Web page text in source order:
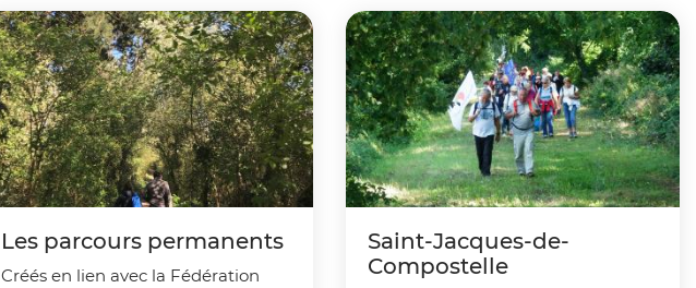
Les parcours permanents
Créés en lien avec la Fédération
Saint-Jacques-de-
Compostelle